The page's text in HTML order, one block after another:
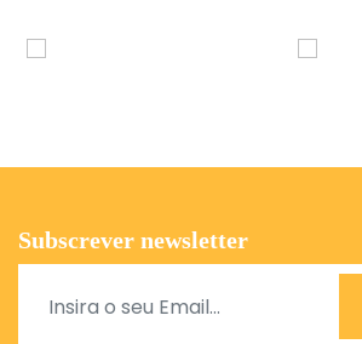
Subscrever newsletter